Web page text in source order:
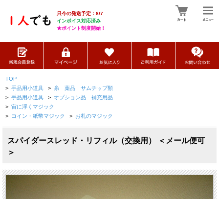
只今の発送予定：8/7
インボイス対応済み
★ポイント制度開始！
TOP
> 手品用小道具 > 糸 薬品 サムチップ類
> 手品用小道具 > オプション品 補充用品
> 宙に浮くマジック
> コイン・紙幣マジック > お札のマジック
スパイダースレッド・リフィル（交換用） ＜メール便可
＞